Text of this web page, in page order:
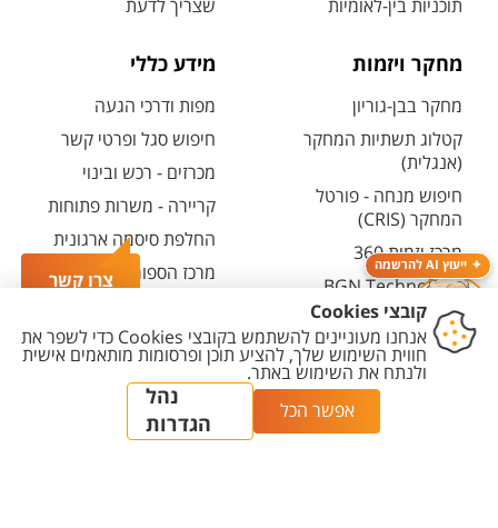
צרו קשר
ייעוץ AI להרשמה
תוכניות בין-לאומיות
שצריך לדעת
מחקר ויזמות
מחקר בבן-גוריון
קטלוג תשתיות המחקר
(אנגלית)
חיפוש מנחה - פורטל
המחקר (CRIS)
מרכז יזמות 360
BGN Technology
Transfer
פארק ההייטק
משרות אקדמיות
מידע כללי
מפות ודרכי הגעה
חיפוש סגל ופרטי קשר
מכרזים - רכש ובינוי
קריירה - משרות פתוחות
החלפת סיסמה ארגונית
מרכז הספורט והנופש
חירום